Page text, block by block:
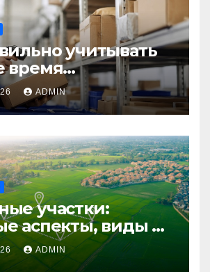
учитывать
время
советы для
ADMIN
участки:
аспекты, виды и
ADMIN